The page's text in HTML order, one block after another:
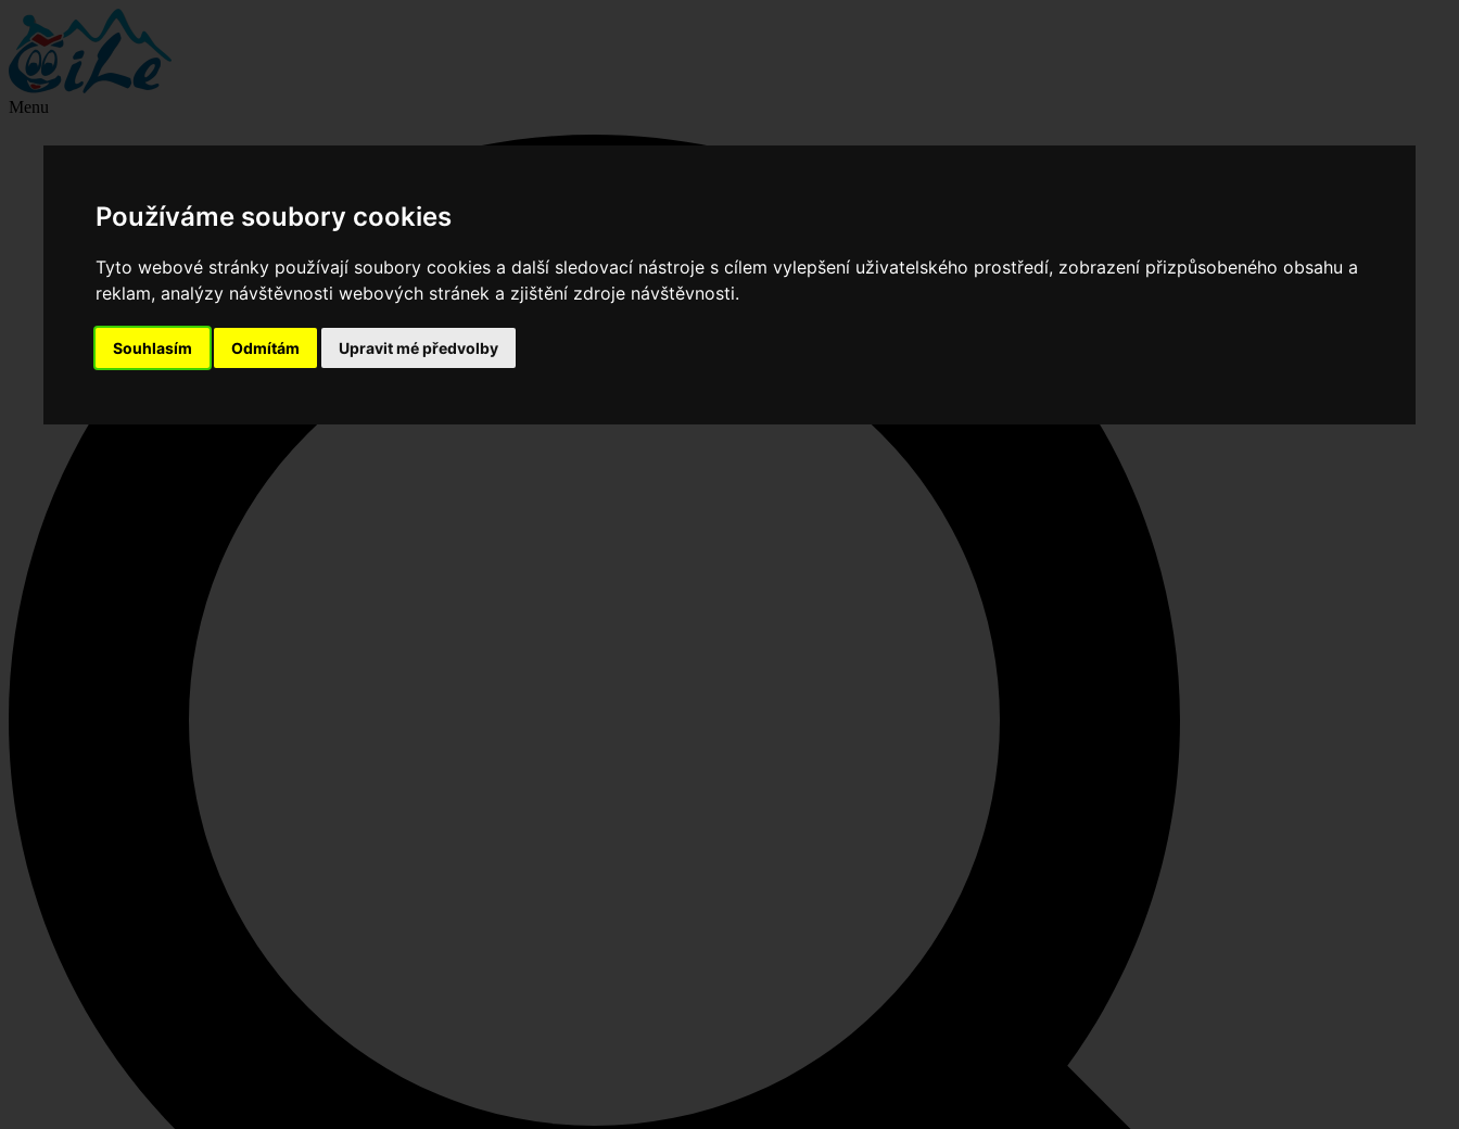
Používáme soubory cookies
Tyto webové stránky používají soubory cookies a další sledovací nástroje s cílem vylepšení uživatelského prostředí, zobrazení přizpůsobeného obsahu a
reklam, analýzy návštěvnosti webových stránek a zjištění zdroje návštěvnosti.
Souhlasím Odmítám Upravit mé předvolby
Menu